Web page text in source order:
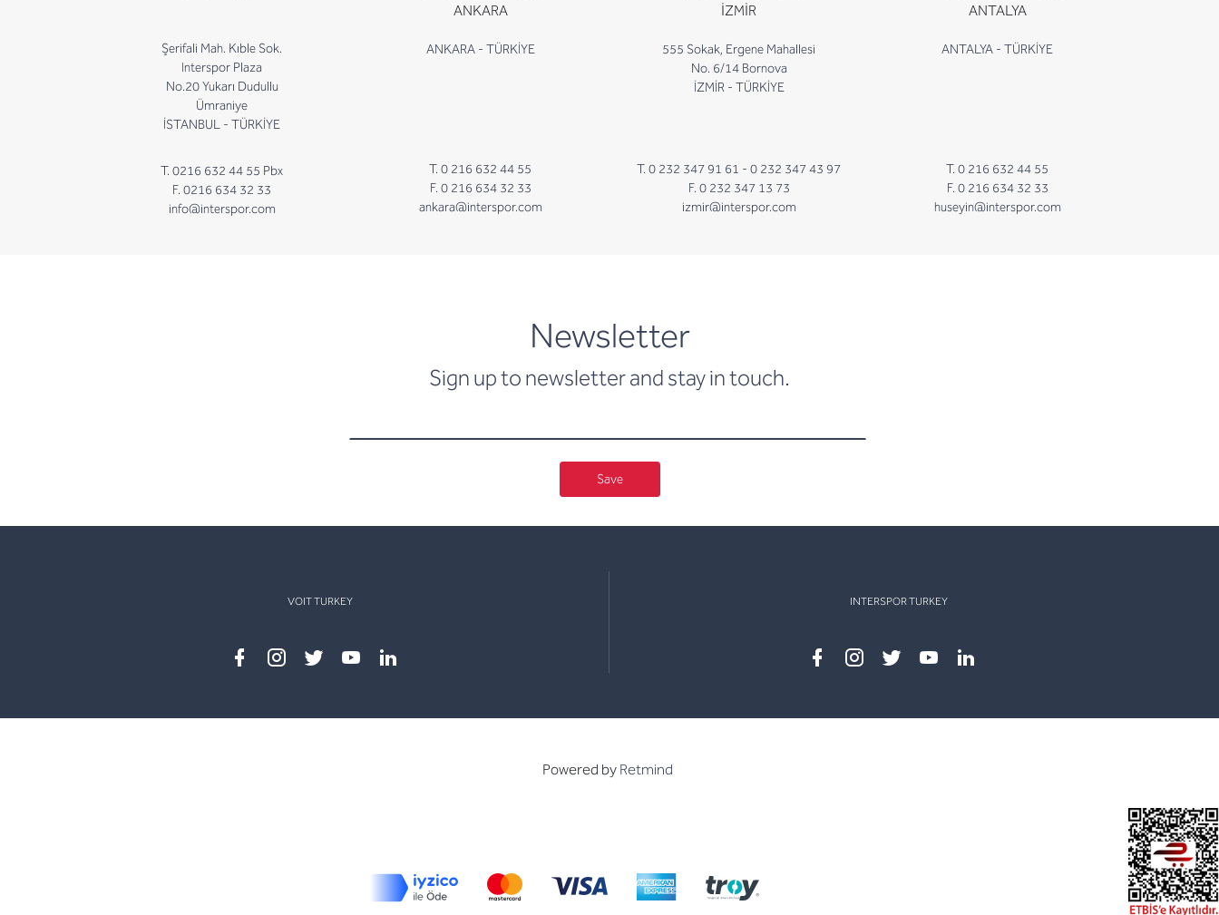
Şerifali Mah. Kıble Sok.
Interspor Plaza
No.20 Yukarı Dudullu
Ümraniye
İSTANBUL - TÜRKİYE
T. 0216 632 44 55 Pbx
F. 0216 634 32 33
info@interspor.com
ANKARA
ANKARA - TÜRKİYE
T. 0 216 632 44 55
F. 0 216 634 32 33
ankara@interspor.com
İZMİR
555 Sokak, Ergene Mahallesi
No. 6/14 Bornova
İZMİR - TÜRKİYE
T. 0 232 347 91 61 - 0 232 347 43 97
F. 0 232 347 13 73
izmir@interspor.com
ANTALYA
ANTALYA - TÜRKİYE
T. 0 216 632 44 55
F. 0 216 634 32 33
huseyin@interspor.com
Newsletter
Sign up to newsletter and stay in touch.
newsletter
Save
VOIT TURKEY INTERSPOR TURKEY
Powered by Retmind